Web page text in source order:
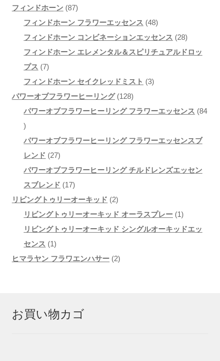
品
商
品
フィンドホーン 8787
個
の
商
フィンドホーン フラワーエッセンス 4848
個
の
フィンドホーン コンビネーションエッセンス 2828
個
フィンドホーン エレメンタル＆スピリチュアルドロッ
プス
77
個
の
商
フィンドホーン セイクレッドミスト 33
の
品
パワーオブフラワーヒーリング 128128
個
商
パワーオブフラワーヒーリング フラワーエッセンス
84
84
個
の
商
品
パワーオブフラワーヒーリング フラワーエッセンスブ
レンド
2727
個
の
商
品
パワーオブフラワーヒーリング チルドレンズエッセン
スブレンド
1717
個
の
商
リビングトゥリーオーキッド 22
個
の
品
リビングトゥリーオーキッド オーラスプレー 11
個
リビングトゥリーオーキッド シングルオーキッドエッ
センス
11
個
ヒマラヤン フラワエンハサー 22
お買い物カゴ